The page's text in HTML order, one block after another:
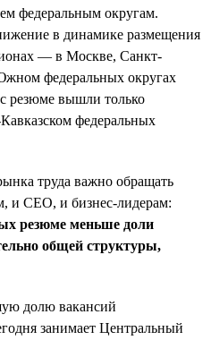
федеральным округам.
в динамике размещения
— в Москве, Санкт-
федеральных округах
резюме вышли только
федеральных
труда важно обращать
и СЕО, и бизнес-лидерам:
резюме меньше доли
общей структуры,
долю вакансий
занимает Центральный